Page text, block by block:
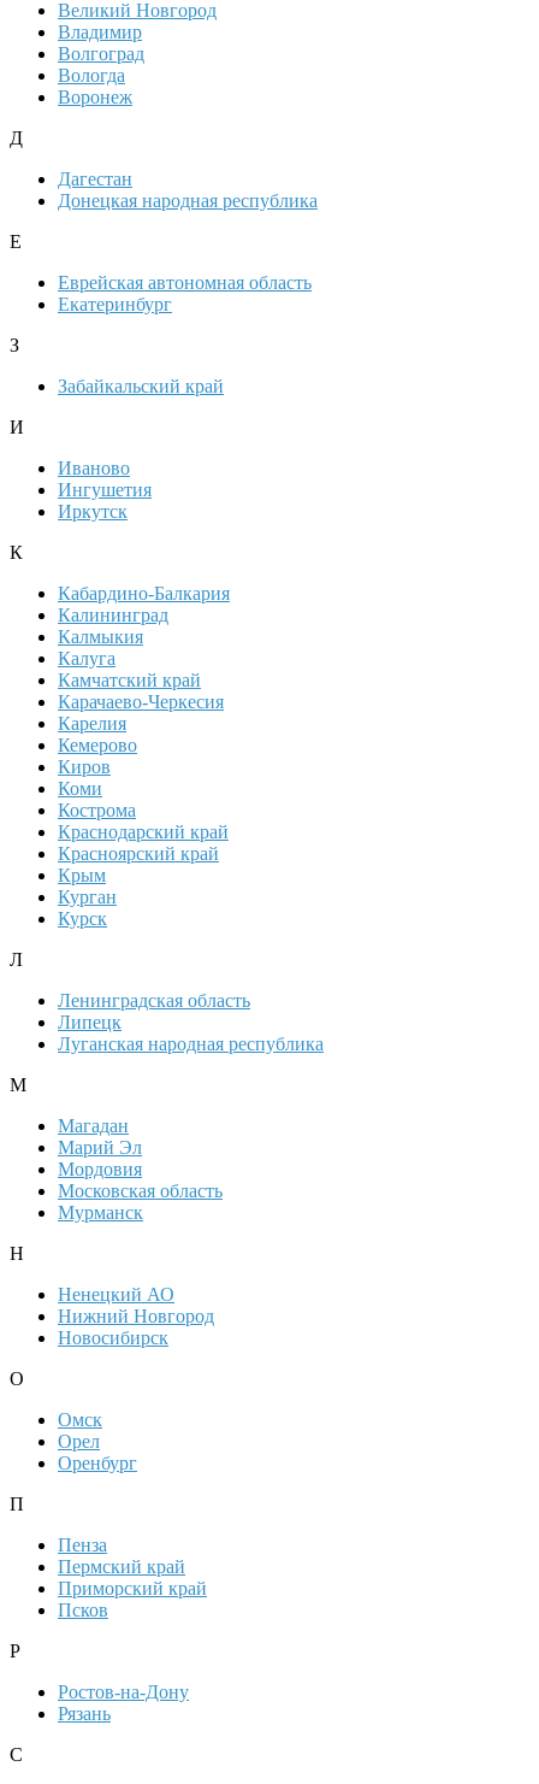
Великий Новгород
Владимир
Волгоград
Вологда
Воронеж
Д
Дагестан
Донецкая народная республика
Е
Еврейская автономная область
Екатеринбург
З
Забайкальский край
И
Иваново
Ингушетия
Иркутск
К
Кабардино-Балкария
Калининград
Калмыкия
Калуга
Камчатский край
Карачаево-Черкесия
Карелия
Кемерово
Киров
Коми
Кострома
Краснодарский край
Красноярский край
Крым
Курган
Курск
Л
Ленинградская область
Липецк
Луганская народная республика
М
Магадан
Марий Эл
Мордовия
Московская область
Мурманск
Н
Ненецкий АО
Нижний Новгород
Новосибирск
О
Омск
Орел
Оренбург
П
Пенза
Пермский край
Приморский край
Псков
Р
Ростов-на-Дону
Рязань
С